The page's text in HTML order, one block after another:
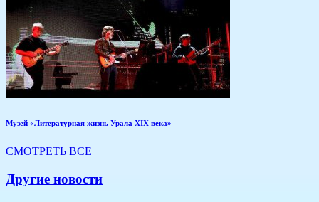
Музей «Литературная жизнь Урала XIX века»
СМОТРЕТЬ ВСЕ
Другие новости